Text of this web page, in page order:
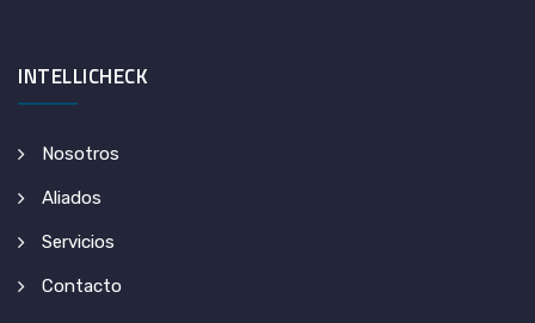
INTELLICHECK
Nosotros
Aliados
Servicios
Contacto